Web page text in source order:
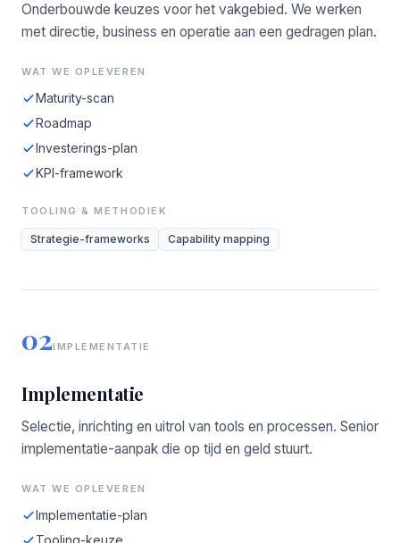
Onderbouwde keuzes voor het vakgebied. We werken
met directie, business en operatie aan een gedragen plan.
WAT WE OPLEVEREN
Maturity-scan
Roadmap
Investerings-plan
KPI-framework
TOOLING & METHODIEK
Strategie-frameworks Capability mapping
02IMPLEMENTATIE
Implementatie
Selectie, inrichting en uitrol van tools en processen. Senior
implementatie-aanpak die op tijd en geld stuurt.
WAT WE OPLEVEREN
Implementatie-plan
Tooling-keuze